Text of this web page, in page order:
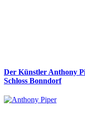
Der Künstler Anthony
Schloss Bonndorf